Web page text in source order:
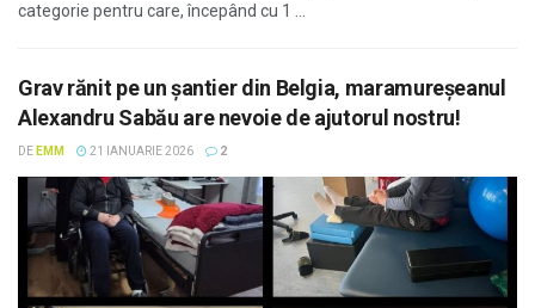
categorie pentru care, începând cu 1 ...
Grav rănit pe un șantier din Belgia, maramureșeanul
Alexandru Sabău are nevoie de ajutorul nostru!
DE EMM 21 IANUARIE 2026 2